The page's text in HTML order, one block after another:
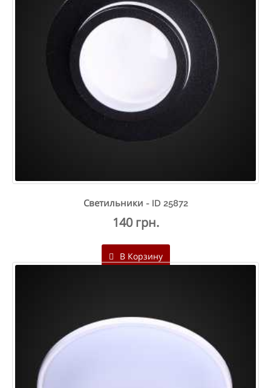
Светильники - ID 25872
140 грн.
В Корзину